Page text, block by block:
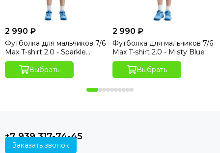
2 990 ₽
Футболка для мальчиков 7/6
Max T-shirt 2.0 - Sparkle
Hydro Print
Выбрать
2 990 ₽
Футболка для мальчиков 7/6
Max T-shirt 2.0 - Misty Blue
Выбрать
+7 939 317-74-45
Заказать звонок